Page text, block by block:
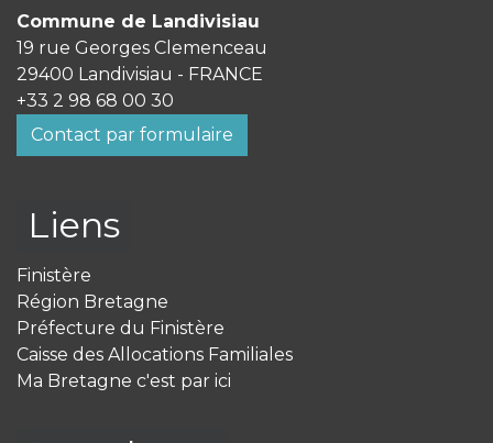
Commune de Landivisiau
19 rue Georges Clemenceau
29400 Landivisiau - FRANCE
+33 2 98 68 00 30
Contact par formulaire
Liens
Finistère
Région Bretagne
Préfecture du Finistère
Caisse des Allocations Familiales
Ma Bretagne c'est par ici